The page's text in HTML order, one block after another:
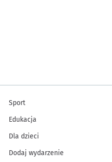
Sport
Edukacja
Dla dzieci
Dodaj wydarzenie